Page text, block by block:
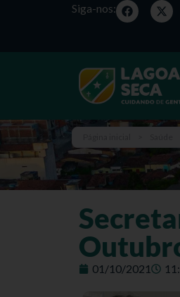
Siga-nos:
01/10/2021